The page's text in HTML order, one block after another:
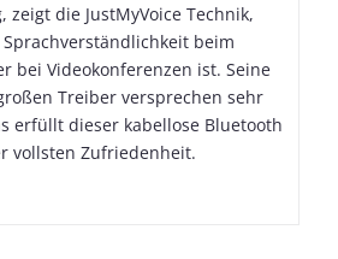
zeigt die JustMyVoice Technik,
beim
bei Videokonferenzen ist. Seine
Treiber versprechen sehr
erfüllt dieser kabellose Bluetooth
vollsten Zufriedenheit.